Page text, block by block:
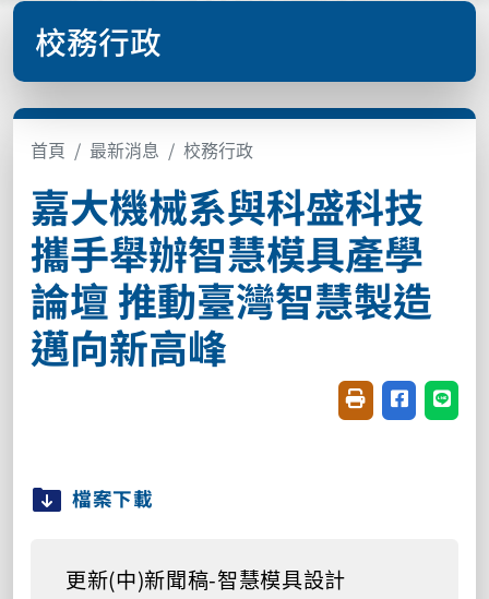
校務行政
首頁 最新消息 校務行政
嘉大機械系與科盛科技
攜手舉辦智慧模具產學
論壇 推動臺灣智慧製造
邁向新高峰
友善列印(開新視
分享至臉書
分享
檔案下載
更新(中)新聞稿-智慧模具設計